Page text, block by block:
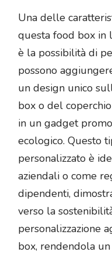
Una delle
questa food box in
è la possibilità di
possono
un design unico
box o del
in un gadget
ecologico. Questo
personalizzato è
aziendali o come
dipendenti,
verso la
personalizzazione
box, rendendola